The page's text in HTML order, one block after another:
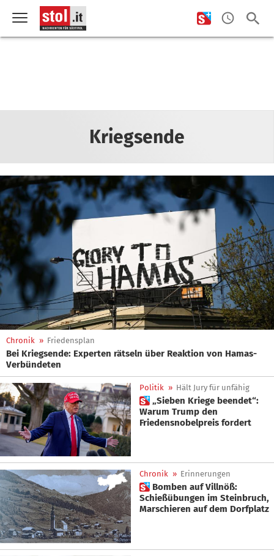
Kriegsende
Chronik » Friedensplan
Bei Kriegsende: Experten rätseln über Reaktion von Hamas-
Verbündeten
Politik » Hält Jury für unfähig
 „Sieben Kriege beendet“:
Warum Trump den
Friedensnobelpreis fordert
Chronik » Erinnerungen
 Bomben auf Villnöß:
Schießübungen im Steinbruch,
Marschieren auf dem Dorfplatz